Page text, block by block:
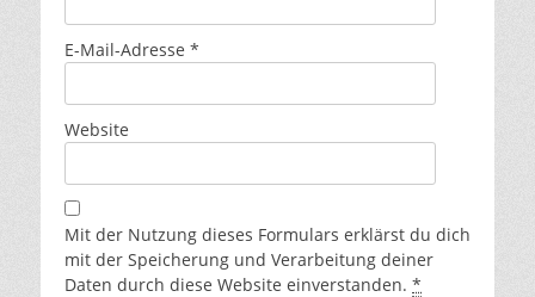
E-Mail-Adresse *
Website
Mit der Nutzung dieses Formulars erklärst du dich
mit der Speicherung und Verarbeitung deiner
Daten durch diese Website einverstanden. *